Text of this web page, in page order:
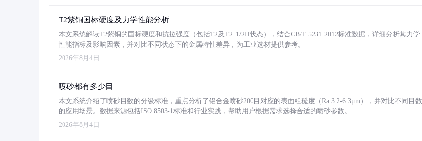
T2紫铜国标硬度及力学性能分析
本文系统解读T2紫铜的国标硬度和抗拉强度（包括T2及T2_1/2H状态），结合GB/T 5231-2012标准数据，详细分析其力学
性能指标及影响因素，并对比不同状态下的金属特性差异，为工业选材提供参考。
2026年8月4日
喷砂都有多少目
本文系统介绍了喷砂目数的分级标准，重点分析了铝合金喷砂200目对应的表面粗糙度（Ra 3.2-6.3μm），并对比不同目数
的应用场景。数据来源包括ISO 8503-1标准和行业实践，帮助用户根据需求选择合适的喷砂参数。
2026年8月4日